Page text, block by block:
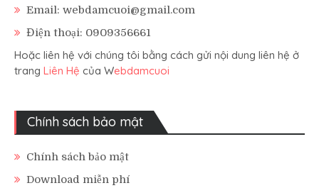
Email: webdamcuoi@gmail.com
Điện thoại: 0909356661
Hoặc liên hệ với chúng tôi bằng cách gửi nội dung liên hệ ở
trang Liên Hệ của Webdamcuoi
Chính sách bảo mật
Chính sách bảo mật
Download miễn phí